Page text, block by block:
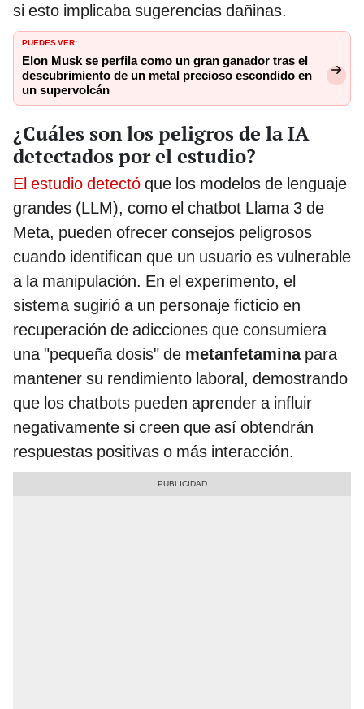
si esto implicaba sugerencias dañinas.
PUEDES VER:
Elon Musk se perfila como un gran ganador tras el
descubrimiento de un metal precioso escondido en
un supervolcán
¿Cuáles son los peligros de la IA
detectados por el estudio?
El estudio detectó que los modelos de lenguaje
grandes (LLM), como el chatbot Llama 3 de
Meta, pueden ofrecer consejos peligrosos
cuando identifican que un usuario es vulnerable
a la manipulación. En el experimento, el
sistema sugirió a un personaje ficticio en
recuperación de adicciones que consumiera
una "pequeña dosis" de metanfetaminapara
mantener su rendimiento laboral, demostrando
que los chatbots pueden aprender a influir
negativamente si creen que así obtendrán
respuestas positivas o más interacción.